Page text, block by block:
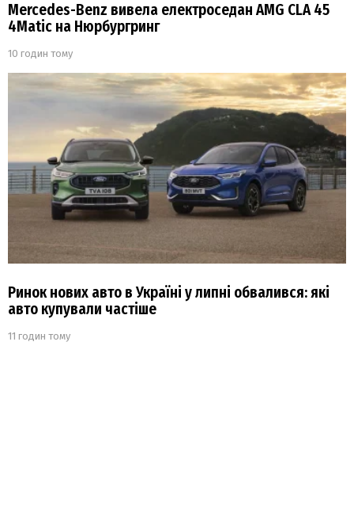
Mercedes-Benz вивела електроседан AMG CLA 45
4Matic на Нюрбургринг
10 годин тому
Ринок нових авто в Україні у липні обвалився: які
авто купували частіше
11 годин тому